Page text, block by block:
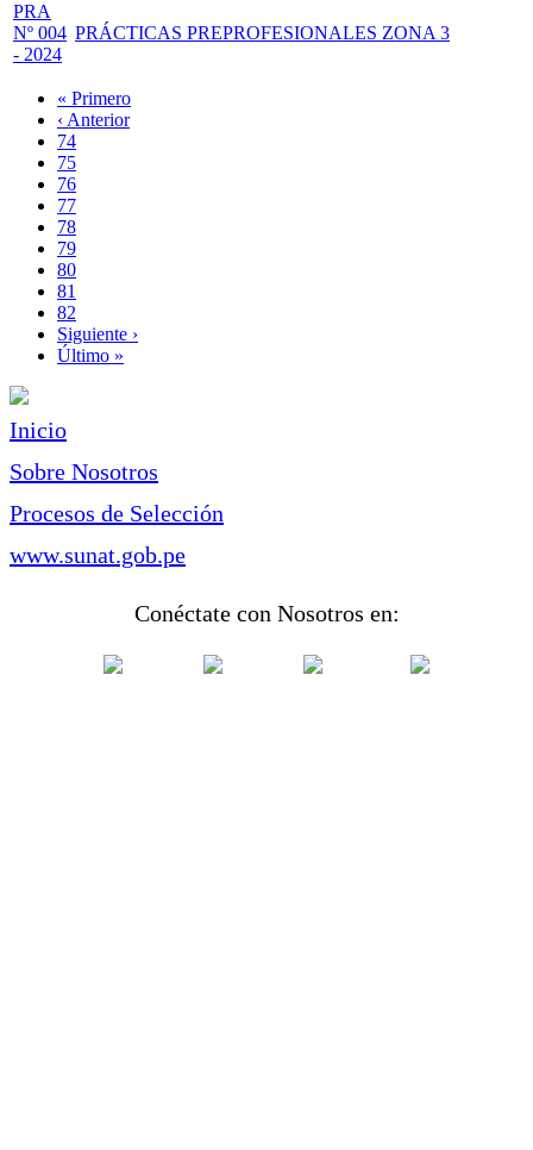
PRA
Nº 004
- 2024
PRÁCTICAS PREPROFESIONALES ZONA 3
Paginación
Primera
página
« Primero
Página
anterior
‹ Anterior
Page
74
Page
75
Page
76
Page
77
Página
actual
78
Page
79
Page
80
Page
81
Page
82
Siguiente
página
Siguiente ›
Última
Último »
Inicio
Sobre Nosotros
Procesos de Selección
www.sunat.gob.pe
Conéctate con Nosotros en: